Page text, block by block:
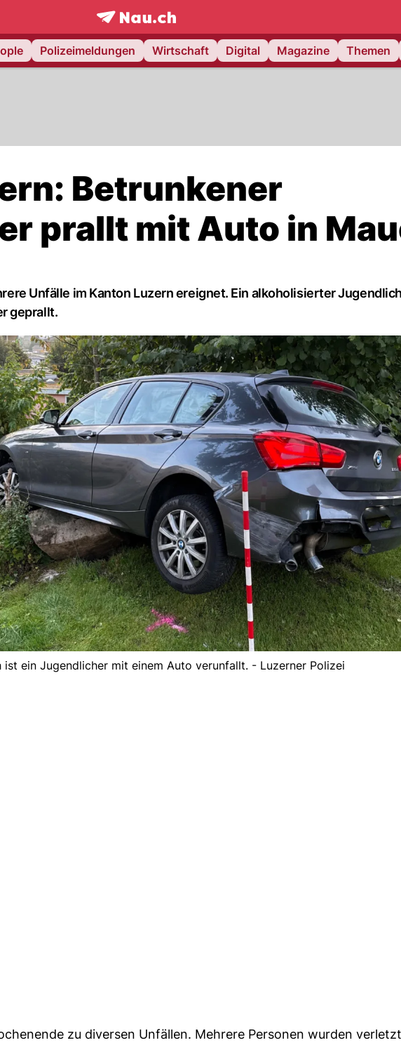
frontpage.NAU.ch
Polizeimeldungen Wirtschaft Digital Magazine Themen
Betrunkener
prallt mit Auto in
Unfälle im Kanton Luzern ereignet. Ein alkoholisierter
geprallt.
ist ein Jugendlicher mit einem Auto verunfallt. - Luzerner Polizei
zu diversen Unfällen. Mehrere Personen wurden